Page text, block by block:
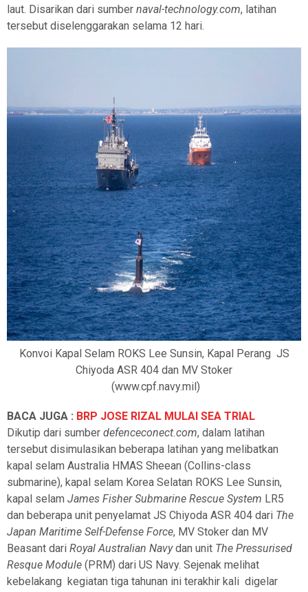
laut. Disarikan dari sumber naval-technology.com, latihan
tersebut diselenggarakan selama 12 hari.
Konvoi Kapal Selam ROKS Lee Sunsin, Kapal Perang JS
Chiyoda ASR 404 dan MV Stoker
(www.cpf.navy.mil)
BACA JUGA : BRP JOSE RIZAL MULAI SEA TRIAL
Dikutip dari sumber defenceconect.com, dalam latihan
tersebut disimulasikan beberapa latihan yang melibatkan
kapal selam Australia HMAS Sheean (Collins-class
submarine), kapal selam Korea Selatan ROKS Lee Sunsin,
kapal selam James Fisher Submarine Rescue System LR5
dan beberapa unit penyelamat JS Chiyoda ASR 404 dari The
Japan Maritime Self-Defense Force, MV Stoker dan MV
Beasant dari Royal Australian Navydan unit The Pressurised
Resque Module (PRM) dari US Navy. Sejenak melihat
kebelakang kegiatan tiga tahunan ini terakhir kali digelar